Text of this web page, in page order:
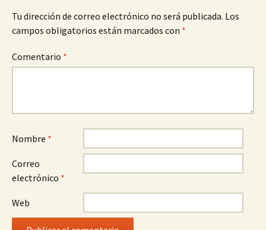
Tu dirección de correo electrónico no será publicada. Los
campos obligatorios están marcados con *
Comentario *
Nombre *
Correo
electrónico *
Web